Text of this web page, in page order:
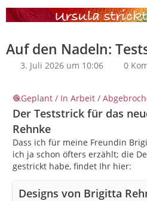
Auf den Nadeln:
3. Juli 2026 um 10:06 0
Geplant / In Arbeit /
Der Teststrick für das
Rehnke
Dass ich für meine Freundin
ich ja schon öfters erzählt; die
gestrickt habe, findet Ihr hier:
Designs von Brigitta